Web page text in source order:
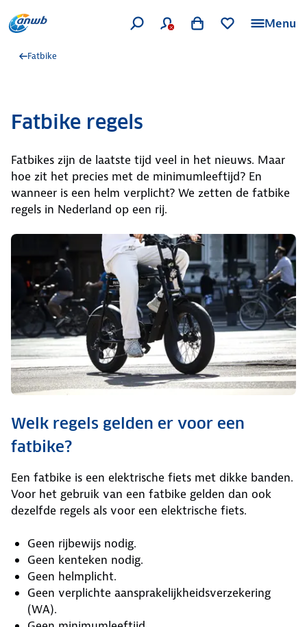
Menu
Fatbike
Fatbike regels
Fatbikes zijn de laatste tijd veel in het nieuws. Maar
hoe zit het precies met de minimumleeftijd? En
wanneer is een helm verplicht? We zetten de fatbike
regels in Nederland op een rij.
Welk regels gelden er voor een
fatbike?
Een fatbike is een elektrische fiets met dikke banden.
Voor het gebruik van een fatbike gelden dan ook
dezelfde regels als voor een elektrische fiets.
Geen rijbewijs nodig.
Geen kenteken nodig.
Geen helmplicht.
Geen verplichte aansprakelijkheidsverzekering
(WA).